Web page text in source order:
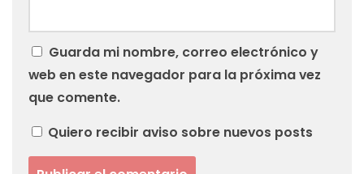
Guarda mi nombre, correo electrónico y
web en este navegador para la próxima vez
que comente.
Quiero recibir aviso sobre nuevos posts